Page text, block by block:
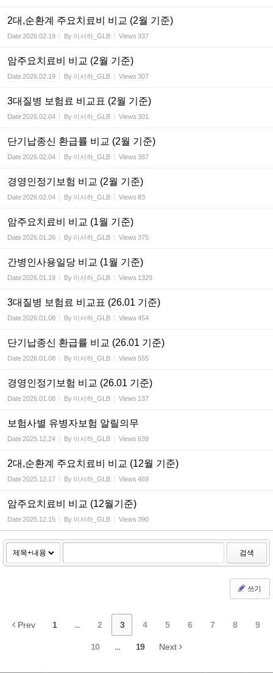
2대,순환계 주요치료비 비교 (2월 기준)
Date2026.02.19 By 이서하_GLB Views 337
암주요치료비 비교 (2월 기준)
Date2026.02.19 By 이서하_GLB Views 307
3대질병 보험료 비교표 (2월 기준)
Date2026.02.04 By 이서하_GLB Views 301
단기납종신 환급률 비교 (2월 기준)
Date2026.02.04 By 이서하_GLB Views 387
경영인정기보험 비교 (2월 기준)
Date2026.02.04 By 이서하_GLB Views 83
암주요치료비 비교 (1월 기준)
Date2026.01.26 By 이서하_GLB Views 375
간병인사용일당 비교 (1월 기준)
Date2026.01.19 By 이서하_GLB Views 1329
3대질병 보험료 비교표 (26.01 기준)
Date2026.01.08 By 이서하_GLB Views 454
단기납종신 환급률 비교 (26.01 기준)
Date2026.01.08 By 이서하_GLB Views 555
경영인정기보험 비교 (26.01 기준)
Date2026.01.08 By 이서하_GLB Views 137
보험사별 유병자보험 알릴의무
Date2025.12.24 By 이서하_GLB Views 639
2대,순환계 주요치료비 비교 (12월 기준)
Date2025.12.17 By 이서하_GLB Views 469
암주요치료비 비교 (12월기준)
Date2025.12.15 By 이서하_GLB Views 390
검색
쓰기
Prev 1 ... 2 3 4 5 6 7 8 9
10 ... 19 Next